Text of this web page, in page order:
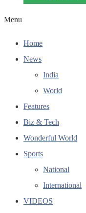
Menu
Home
News
India
World
Features
Biz & Tech
Wonderful World
Sports
National
International
VIDEOS